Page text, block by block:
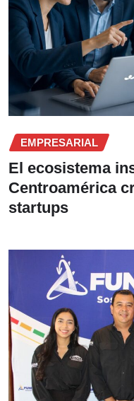
EMPRESARIAL
El ecosistema
Centroamérica
startups